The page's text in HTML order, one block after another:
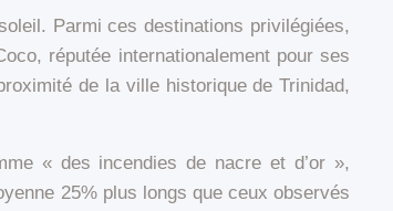
Parmi ces destinations privilégiées,
réputée internationalement pour ses
de la ville historique de Trinidad,
« des incendies de nacre et d’or »,
25% plus longs que ceux observés